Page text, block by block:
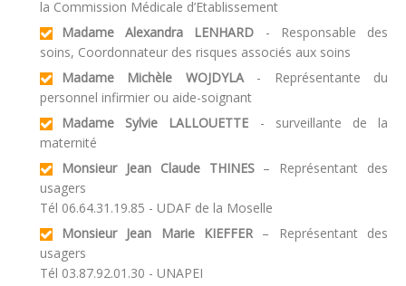
la Commission Médicale d’Etablissement
Madame Alexandra LENHARD - Responsable des
soins, Coordonnateur des risques associés aux soins
Madame Michèle WOJDYLA - Représentante du
personnel infirmier ou aide-soignant
Madame Sylvie LALLOUETTE - surveillante de la
maternité
Monsieur Jean Claude THINES– Représentant des
usagers
Tél 06.64.31.19.85 - UDAF de la Moselle
Monsieur Jean Marie KIEFFER – Représentant des
usagers
Tél 03.87.92.01.30 - UNAPEI